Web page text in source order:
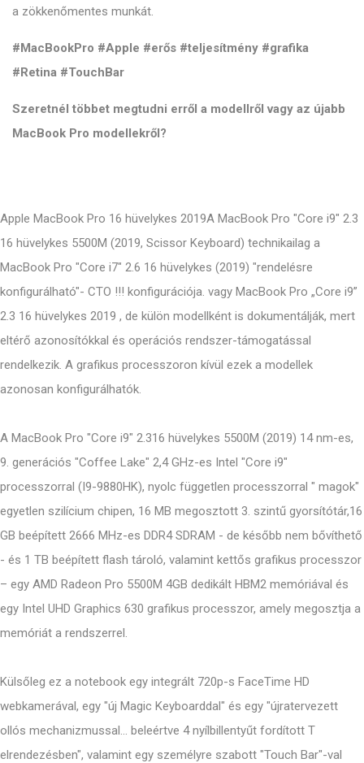
a zökkenőmentes munkát.
#MacBookPro #Apple #erős #teljesítmény #grafika
#Retina #TouchBar
Szeretnél többet megtudni erről a modellről vagy az újabb
MacBook Pro modellekről?
Apple MacBook Pro 16 hüvelykes 2019A MacBook Pro "Core i9" 2.3
16 hüvelykes 5500M (2019, Scissor Keyboard) technikailag a
MacBook Pro "Core i7" 2.6 16 hüvelykes (2019) "rendelésre
konfigurálható"- CTO !!! konfigurációja. vagy MacBook Pro „Core i9”
2.3 16 hüvelykes 2019 , de külön modellként is dokumentálják, mert
eltérő azonosítókkal és operációs rendszer-támogatással
rendelkezik. A grafikus processzoron kívül ezek a modellek
azonosan konfigurálhatók.
A MacBook Pro "Core i9" 2.316 hüvelykes 5500M (2019) 14 nm-es,
9. generációs "Coffee Lake" 2,4 GHz-es Intel "Core i9"
processzorral (I9-9880HK), nyolc független processzorral " magok"
egyetlen szilícium chipen, 16 MB megosztott 3. szintű gyorsítótár,16
GB beépített 2666 MHz-es DDR4 SDRAM - de később nem bővíthető
- és 1 TB beépített flash tároló, valamint kettős grafikus processzor
– egy AMD Radeon Pro 5500M 4GB dedikált HBM2 memóriával és
egy Intel UHD Graphics 630 grafikus processzor, amely megosztja a
memóriát a rendszerrel.
Külsőleg ez a notebook egy integrált 720p-s FaceTime HD
webkamerával, egy "új Magic Keyboarddal" és egy "újratervezett
ollós mechanizmussal... beleértve 4 nyílbillentyűt fordított T
elrendezésben", valamint egy személyre szabott "Touch Bar"-val